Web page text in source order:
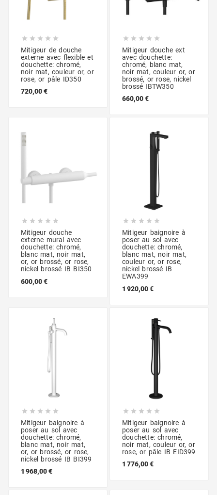
    
Mitigeur de douche
externe avec flexible et
douchette: chromé,
noir mat, couleur or, or
rose, or pâle ID350
720,00 €
    
Mitigeur douche ext
avec douchette:
chromé, blanc mat,
noir mat, couleur or, or
brossé, or rose, nickel
brossé IBTW350
660,00 €
    
Mitigeur douche
externe mural avec
douchette: chromé,
blanc mat, noir mat,
or, or brossé, or rose,
nickel brossé IB BI350
600,00 €
    
Mitigeur baignoire à
poser au sol avec
douchette: chromé,
blanc mat, noir mat,
couleur or, or rose,
nickel brossé IB
EWA399
1 920,00 €
    
Mitigeur baignoire à
poser au sol avec
douchette: chromé,
blanc mat, noir mat,
or, or brossé, or rose,
nickel brossé IB BI399
1 968,00 €
    
Mitigeur baignoire à
poser au sol avec
douchette: chromé,
noir mat, couleur or, or
rose, or pâle IB EID399
1 776,00 €